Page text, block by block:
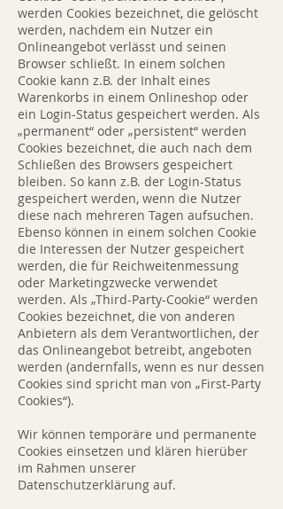
werden Cookies bezeichnet, die gelöscht
werden, nachdem ein Nutzer ein
Onlineangebot verlässt und seinen
Browser schließt. In einem solchen
Cookie kann z.B. der Inhalt eines
Warenkorbs in einem Onlineshop oder
ein Login-Status gespeichert werden. Als
„permanent“ oder „persistent“ werden
Cookies bezeichnet, die auch nach dem
Schließen des Browsers gespeichert
bleiben. So kann z.B. der Login-Status
gespeichert werden, wenn die Nutzer
diese nach mehreren Tagen aufsuchen.
Ebenso können in einem solchen Cookie
die Interessen der Nutzer gespeichert
werden, die für Reichweitenmessung
oder Marketingzwecke verwendet
werden. Als „Third-Party-Cookie“ werden
Cookies bezeichnet, die von anderen
Anbietern als dem Verantwortlichen, der
das Onlineangebot betreibt, angeboten
werden (andernfalls, wenn es nur dessen
Cookies sind spricht man von „First-Party
Cookies“).
Wir können temporäre und permanente
Cookies einsetzen und klären hierüber
im Rahmen unserer
Datenschutzerklärung auf.